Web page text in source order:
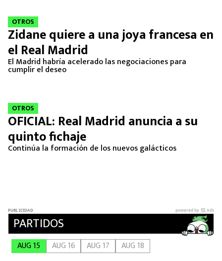
SELECCIÓN MEXICANA
FUTBOL INTERNACIONAL
FUTBOL ESTUFA
FÓRMULA 1
BOXEO
NFL
OTROS
Zidane quiere a una joya francesa en
el Real Madrid
El Madrid habría acelerado las negociaciones para
cumplir el deseo
OTROS
OFICIAL: Real Madrid anuncia a su
quinto fichaje
Continúa la formación de los nuevos galácticos